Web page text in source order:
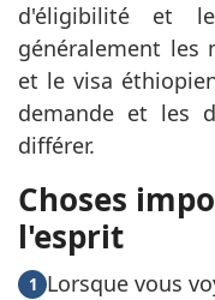
d'éligibilité et
généralement les
et le visa
demande et les
différer.
Choses
l'esprit
1 Lorsque vous